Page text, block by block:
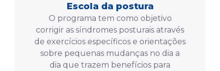
Escola da postura
O programa tem como objetivo
corrigir as síndromes posturais através
de exercícios específicos e orientações
sobre pequenas mudanças no dia a
dia que trazem benefícios para